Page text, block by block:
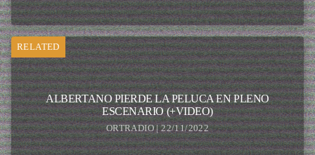
RELATED
ALBERTANO PIERDE LA PELUCA EN PLENO
ESCENARIO (+VIDEO)
ORTRADIO | 22/11/2022